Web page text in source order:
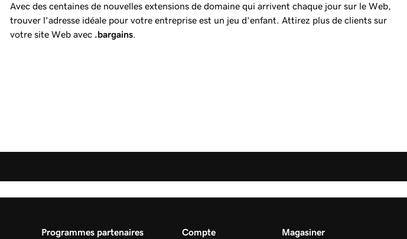
Avec des centaines de nouvelles extensions de domaine qui arrivent chaque jour sur le Web,
trouver l'adresse idéale pour votre entreprise est un jeu d'enfant. Attirez plus de clients sur
votre site Web avec .bargains
Programmes partenaires Compte Magasiner